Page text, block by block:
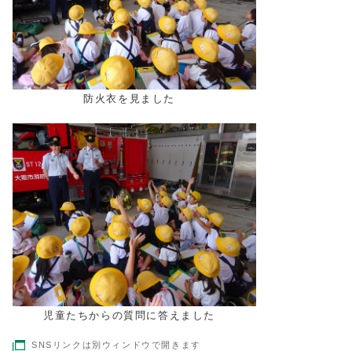
防火衣を見ました
児童たちからの質問に答えました
SNSリンクは別ウィンドウで開きます